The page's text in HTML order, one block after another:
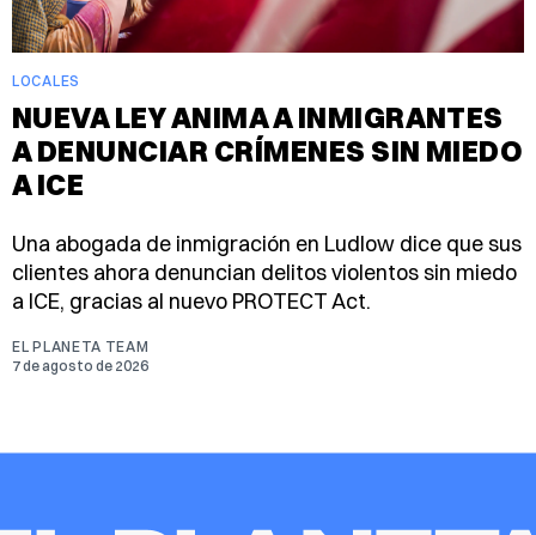
LOCALES
NUEVA LEY ANIMA A INMIGRANTES
A DENUNCIAR CRÍMENES SIN MIEDO
A ICE
Una abogada de inmigración en Ludlow dice que sus
clientes ahora denuncian delitos violentos sin miedo
a ICE, gracias al nuevo PROTECT Act.
EL PLANETA TEAM
7 de agosto de 2026